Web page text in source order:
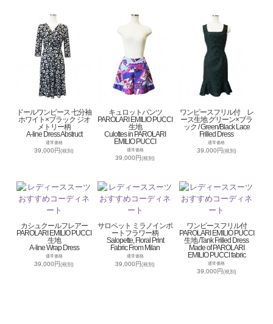
ドールワンピース 七分袖
ホワイト×ブラック ジオ
メトリー柄
A-line Dress Abstruct
通常価格
39,000円(税別)
キュロットパンツ
PAROLARI EMILIO PUCCI
生地
Culottes in PAROLARI
EMILIO PUCCI
通常価格
39,000円(税別)
ワンピースフリル付 レ
ース生地 グリーン×ブラ
ック / Green/Black Lace
Frilled Dress
通常価格
39,000円(税別)
カシュクールフレアー
PAROLARI EMILIO PUCCI
生地
A-line Wrap Dress
通常価格
39,000円(税別)
サロペット ミラノインポ
ートフラワー柄
Salopette, Floral Print
Fabric From Milan
通常価格
39,000円(税別)
ワンピースフリル付
PAROLARI EMILIO PUCCI
生地 /Tank Frilled Dress
Made of PAROLARI
EMILIO PUCCI fabric
通常価格
39,000円(税別)